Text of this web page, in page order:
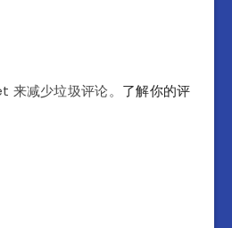
减少垃圾评论。 了解你的评